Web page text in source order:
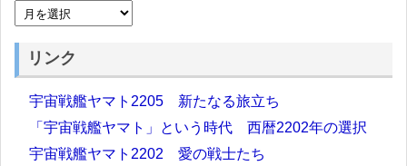
リンク
宇宙戦艦ヤマト2205 新たなる旅立ち
「宇宙戦艦ヤマト」という時代 西暦2202年の選択
宇宙戦艦ヤマト2202 愛の戦士たち